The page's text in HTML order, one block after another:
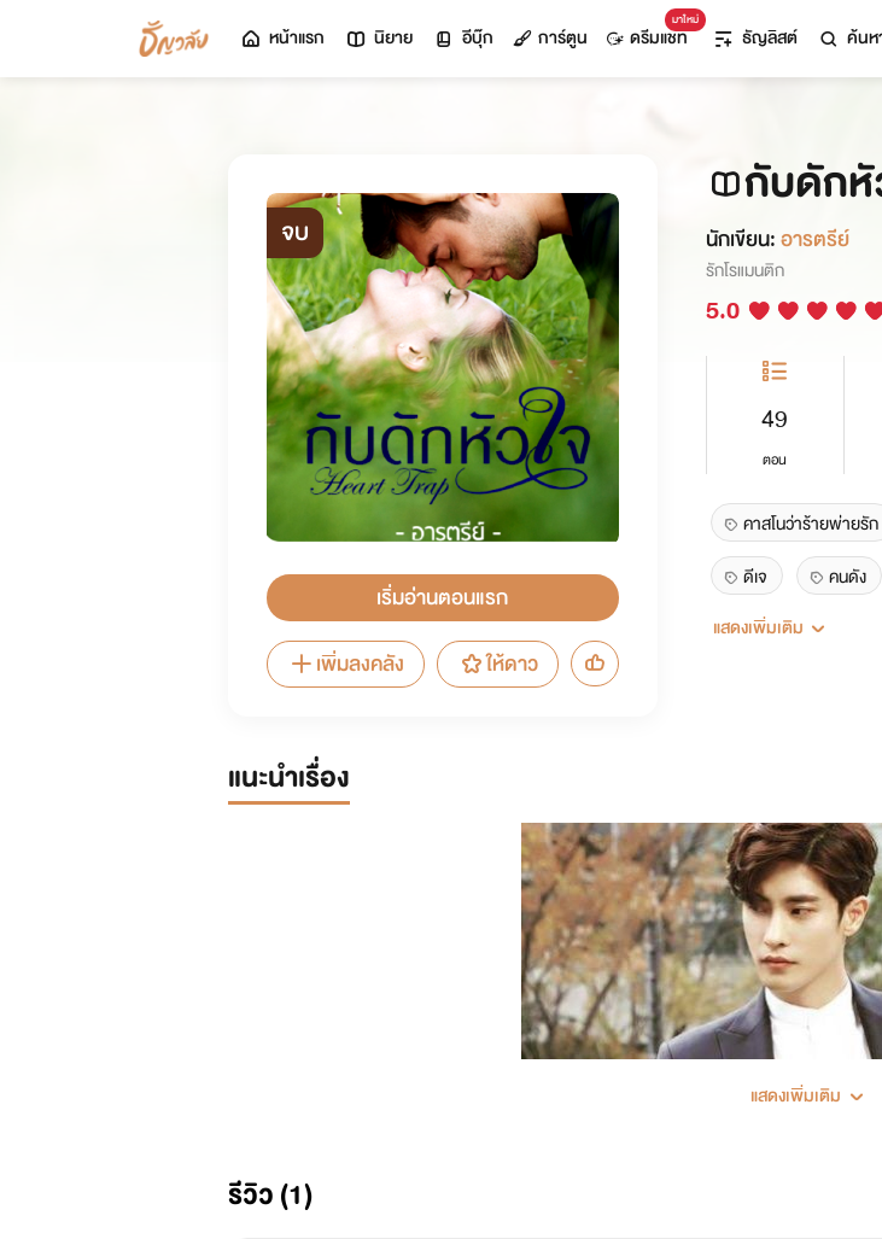
หน้าแรก นิยาย อีบุ๊ก การ์ตูน
มาใหม่
ดรีมแชท ธัญลิสต์ ค้นห
จบ
เริ่มอ่านตอนแรก
เพิ่มลงคลัง
ให้ดาว
กับดักหั
นักเขียน:อารตรีย์
รักโรแมนติก
5.0
49
ตอน
คาสโนว่าร้ายพ่ายรัก
ดีเจ
คนดัง
ปากไม่ตรงกับใจ
แสดงเพิ่มเติม
แนะนำเรื่อง
แสดงเพิ่มเติม
รีวิว (1)